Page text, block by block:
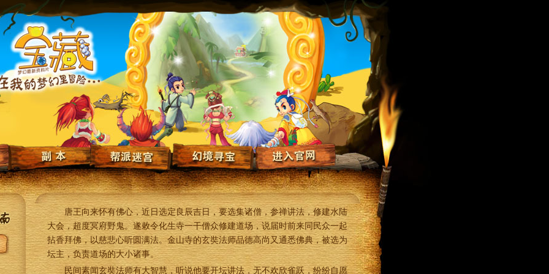
唐王向来怀有佛心，近日选定良辰吉日，要选集诸僧，参禅讲法，修建水陆
大会，超度冥府野鬼。遂敕令化生寺一干僧众修建道场，说届时前来同民众一起
拈香拜佛，以慈悲心听圆满法。金山寺的玄奘法师品德高尚又通悉佛典，被选为
坛主，负责道场的大小诸事。
民间素闻玄奘法师有大智慧，听说他要开坛讲法，无不欢欣雀跃，纷纷自愿